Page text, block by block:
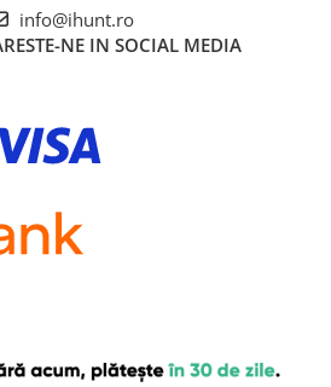
info@ihunt.ro
NE IN SOCIAL MEDIA